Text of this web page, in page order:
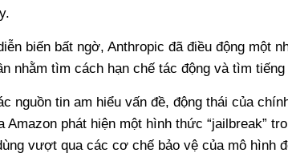
biến bất ngờ, Anthropic đã điều động một
nhằm tìm cách hạn chế tác động và tìm
nguồn tin am hiểu vấn đề, động thái của
Amazon phát hiện một hình thức “jailbreak”
vượt qua các cơ chế bảo vệ của mô hình